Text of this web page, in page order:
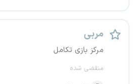
مربی
مرکز بازی تکامل
منقضی شده